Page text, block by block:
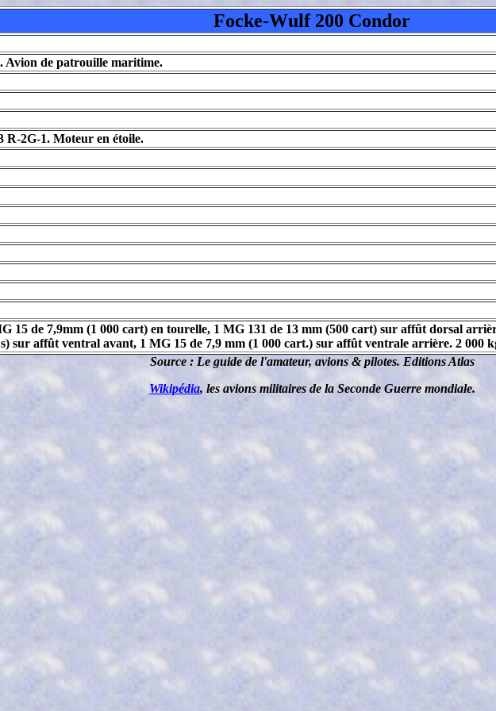
Focke-Wulf 200 Condor
Avion de patrouille maritime.
R-2G-1. Moteur en étoile.
15 de 7,9mm (1 000 cart) en tourelle, 1 MG 131 de 13 mm (500 cart) sur affût dorsal
sur affût ventral avant, 1 MG 15 de 7,9 mm (1 000 cart.) sur affût ventrale arrière. 2 000
Source : Le guide de l'amateur, avions & pilotes. Editions Atlas
Wikipédia, les avions militaires de la Seconde Guerre mondiale.